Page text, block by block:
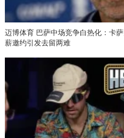
迈博体育 巴萨中场竞争白热化：卡
薪邀约引发去留两难